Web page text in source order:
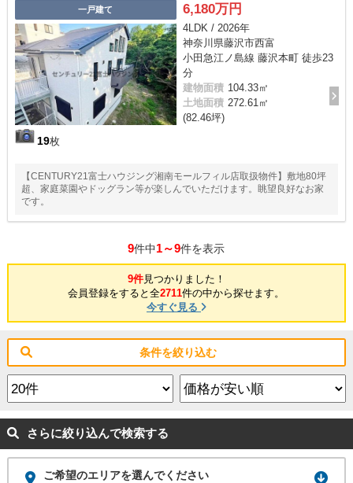
一戸建て
19枚
6,180万円
4LDK / 2026年
神奈川県藤沢市西富
小田急江ノ島線 藤沢本町 徒歩23
分
建物面積 104.33㎡
土地面積 272.61㎡
(82.46坪)
【CENTURY21富士ハウジング湘南モールフィル店取扱物件】敷地80坪
超、家庭菜園やドッグラン等が楽しんでいただけます。眺望良好なお家
です。
9件中1～9件を表示
9件見つかりました！
会員登録をすると全2711件の中から探せます。
今すぐ見る
条件を絞り込む
さらに絞り込んで検索する
ご希望のエリアを選んでください